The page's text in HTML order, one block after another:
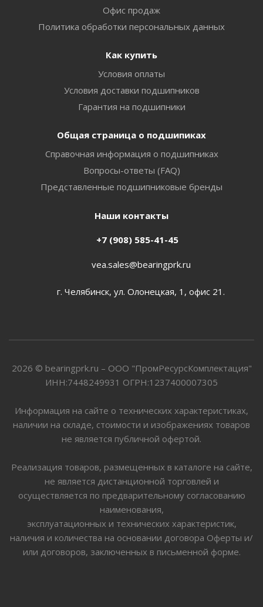
Офис продаж
Политика обработки персональных данных
Как купить
Условия оплаты
Условия доставки подшипников
Гарантия на подшипники
Общая страница о подшипиках
Справочная информация о подшипниках
Вопросы-ответы (FAQ)
Представленные подшипниковые бренды
Наши контакты
+7 (908) 585-41-45
vea.sales@bearingprk.ru
г. Челябинск, ул. Олонецкая, 1, офис 21.
2026 © bearingprk.ru – ООО "ПромРесурсКомплектация"
ИНН:7448249931 ОГРН:1237400007305
Информация на сайте о технических характеристиках,
наличии на складе, стоимости и изображениях товаров
не является публичной офертой.
Реализация товаров, размещенных в каталоге на сайте,
не является дистанционной торговлей и
осуществляется по предварительному согласованию
наименования,
эксплуатационных и технических характеристик,
наличия и количества на основании договора Оферты и/
или договоров, заключенных в письменной форме.